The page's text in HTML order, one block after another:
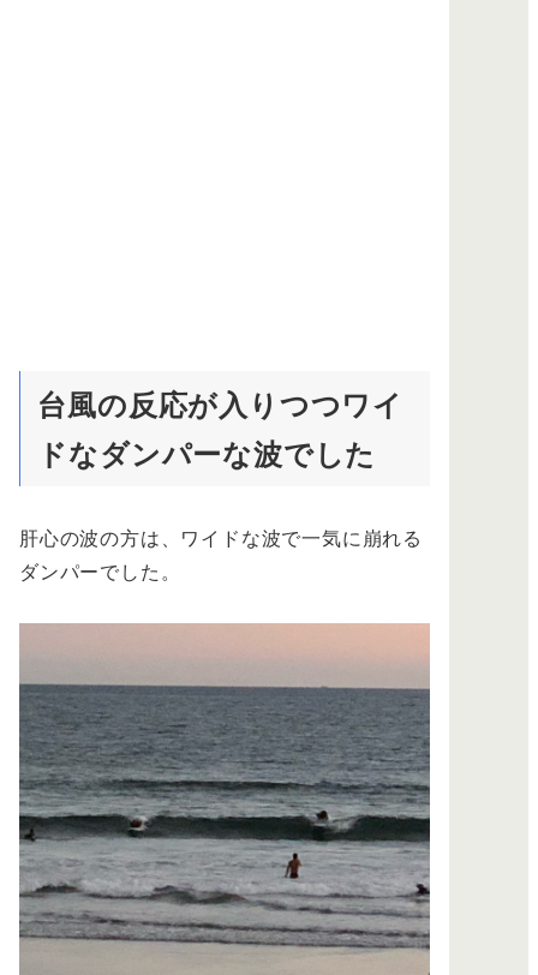
台風の反応が入りつつワイ
ドなダンパーな波でした
肝心の波の方は、ワイドな波で一気に崩れる
ダンパーでした。